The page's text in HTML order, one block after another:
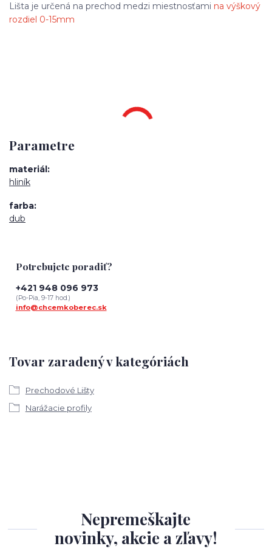
Lišta je určená na prechod medzi miestnosťami na výškový
rozdiel 0-15mm
Parametre
materiál
hliník
farba
dub
Tovar zaradený v kategóriách
Prechodové Lišty
Narážacie profily
Potrebujete poradiť?
+421 948 096 973
(Po-Pia, 9-17 hod.)
info@chcemkoberec.sk
Nepremeškajte
novinky, akcie a zľavy!